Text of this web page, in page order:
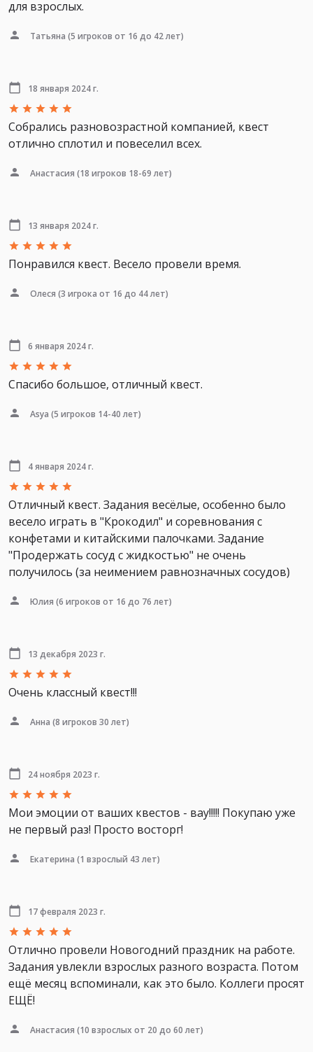
для взрослых.
Татьяна (5 игроков от 16 до 42 лет)
18 января 2024 г.
Собрались разновозрастной компанией, квест
отлично сплотил и повеселил всех.
Анастасия (18 игроков 18-69 лет)
13 января 2024 г.
Понравился квест. Весело провели время.
Олеся (3 игрока от 16 до 44 лет)
6 января 2024 г.
Спасибо большое, отличный квест.
Asya (5 игроков 14-40 лет)
4 января 2024 г.
Отличный квест. Задания весёлые, особенно было
весело играть в "Крокодил" и соревнования с
конфетами и китайскими палочками. Задание
"Продержать сосуд с жидкостью" не очень
получилось (за неимением равнозначных сосудов)
Юлия (6 игроков от 16 до 76 лет)
13 декабря 2023 г.
Очень классный квест!!!
Анна (8 игроков 30 лет)
24 ноября 2023 г.
Мои эмоции от ваших квестов - вау!!!!! Покупаю уже
не первый раз! Просто восторг!
Екатерина (1 взрослый 43 лет)
17 февраля 2023 г.
Отлично провели Новогодний праздник на работе.
Задания увлекли взрослых разного возраста. Потом
ещё месяц вспоминали, как это было. Коллеги просят
ЕЩЁ!
Анастасия (10 взрослых от 20 до 60 лет)